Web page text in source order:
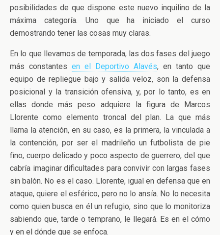
posibilidades de que dispone este nuevo inquilino de la
máxima categoría. Uno que ha iniciado el curso
demostrando tener las cosas muy claras.
En lo que llevamos de temporada, las dos fases del juego
más constantes en el Deportivo Alavés, en tanto que
equipo de repliegue bajo y salida veloz, son la defensa
posicional y la transición ofensiva, y, por lo tanto, es en
ellas donde más peso adquiere la figura de Marcos
Llorente como elemento troncal del plan. La que más
llama la atención, en su caso, es la primera, la vinculada a
la contención, por ser el madrileño un futbolista de pie
fino, cuerpo delicado y poco aspecto de guerrero, del que
cabría imaginar dificultades para convivir con largas fases
sin balón. No es el caso. Llorente, igual en defensa que en
ataque, quiere el esférico, pero no lo ansía. No lo necesita
como quien busca en él un refugio, sino que lo monitoriza
sabiendo que, tarde o temprano, le llegará. Es en el cómo
y en el dónde que se enfoca.